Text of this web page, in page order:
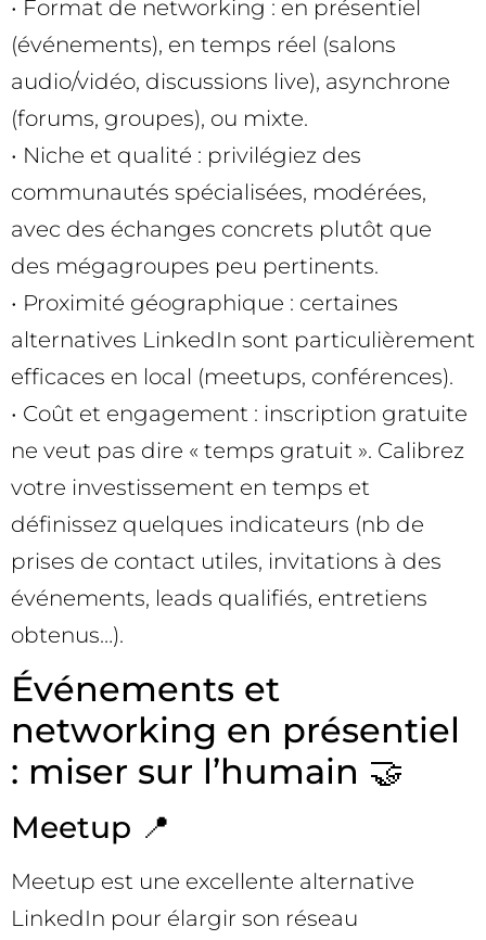
• Format de networking : en présentiel
(événements), en temps réel (salons
audio/vidéo, discussions live), asynchrone
(forums, groupes), ou mixte.
• Niche et qualité : privilégiez des
communautés spécialisées, modérées,
avec des échanges concrets plutôt que
des mégagroupes peu pertinents.
• Proximité géographique : certaines
alternatives LinkedIn sont particulièrement
efficaces en local (meetups, conférences).
• Coût et engagement : inscription gratuite
ne veut pas dire « temps gratuit ». Calibrez
votre investissement en temps et
définissez quelques indicateurs (nb de
prises de contact utiles, invitations à des
événements, leads qualifiés, entretiens
obtenus…).
Événements et
networking en présentiel
: miser sur l’humain 🤝
Meetup 📍
Meetup est une excellente alternative
LinkedIn pour élargir son réseau